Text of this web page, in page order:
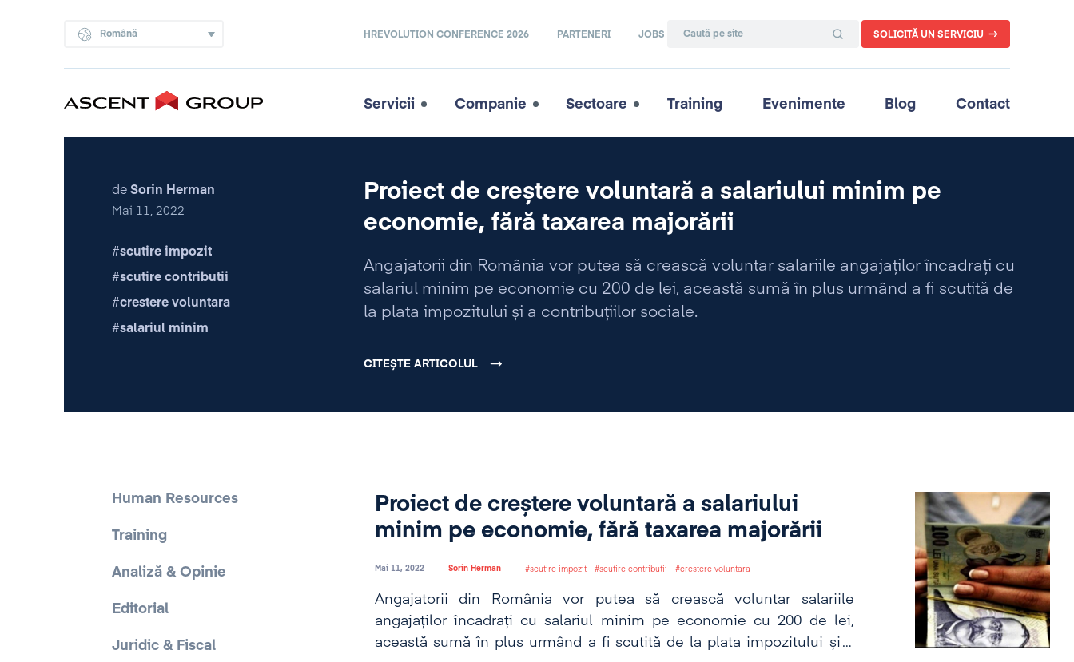
Română HREVOLUTION CONFERENCE 2026 PARTENERI JOBS SOLICITĂ UN SERVICIU
Servicii Companie Sectoare Training Evenimente Blog Contact
de Sorin Herman
Mai 11, 2022
scutire impozit
scutire contributii
crestere voluntara
salariul minim
Proiect de creștere voluntară a salariului minim pe
economie, fără taxarea majorării
Angajatorii din România vor putea să crească voluntar salariile angajaților încadrați cu
salariul minim pe economie cu 200 de lei, această sumă în plus urmând a fi scutită de
la plata impozitului și a contribuțiilor sociale.
CITEȘTE ARTICOLUL
Human Resources
Training
Analiză & Opinie
Editorial
Juridic & Fiscal
Proiect de creștere voluntară a salariului
minim pe economie, fără taxarea majorării
Mai 11, 2022 Sorin Herman scutire impozit scutire contributii crestere voluntara
Angajatorii din România vor putea să crească voluntar salariile
angajaților încadrați cu salariul minim pe economie cu 200 de lei,
această sumă în plus urmând a fi scutită de la plata impozitului și a